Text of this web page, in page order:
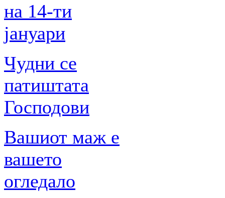
на 14-ти
јануари
Чудни се
патиштата
Господови
Вашиот маж е
вашето
огледало